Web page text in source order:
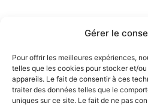
Gérer le
Pour offrir les meilleures expériences,
telles que les cookies pour stocker et/
appareils. Le fait de consentir à ces
traiter des données telles que le
uniques sur ce site. Le fait de ne pas
telle : la zone 1 à sismicité très
prescription spécifique pour
risque normal". Les zones 2 à 5
faible, modéré, moyen ou fort)
constructions parasismiques de